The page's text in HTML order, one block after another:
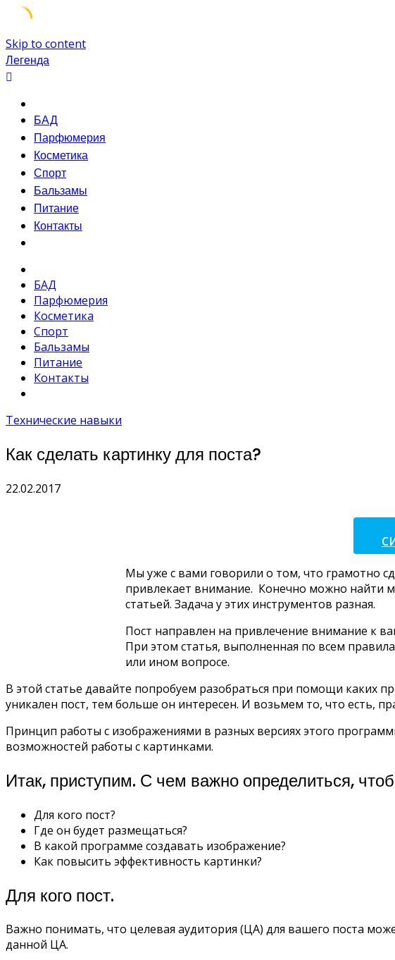
Skip to content
Легенда
БАД
Парфюмерия
Косметика
Спорт
Бальзамы
Питание
Контакты
БАД
Парфюмерия
Косметика
Спорт
Бальзамы
Питание
Контакты
Технические навыки
Как сделать картинку для поста?
22.02.2017
Мы уже с вами говорили о том, что грамотно
привлекает внимание. Конечно можно найти
статьей. Задача у этих инструментов разная.
Пост направлен на привлечение внимание к
При этом статья, выполненная по всем
или ином вопросе.
В этой статье давайте попробуем разобраться при помощи каких
уникален пост, тем больше он интересен. И возьмем то, что есть,
Принцип работы с изображениями в разных версиях этого
возможностей работы с картинками.
Итак, приступим. С чем важно определиться,
Для кого пост?
Где он будет размещаться?
В какой программе создавать изображение?
Как повысить эффективность картинки?
Для кого пост.
Важно понимать, что целевая аудитория (ЦА) для вашего поста
данной ЦА.